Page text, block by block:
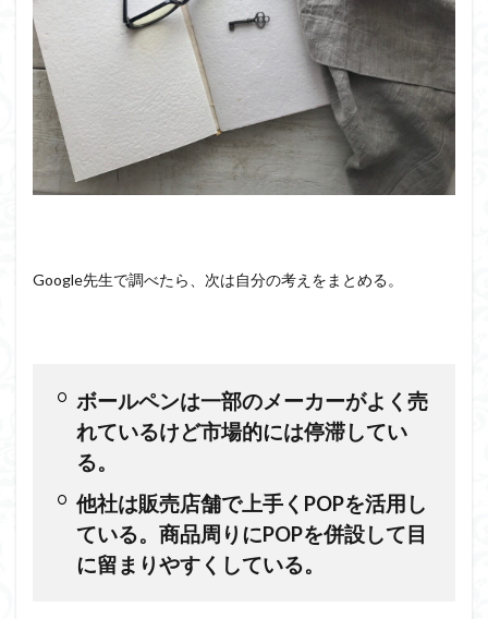
Google先生で調べたら、次は自分の考えをまとめる。
ボールペンは一部のメーカーがよく売
れているけど市場的には停滞してい
る。
他社は販売店舗で上手くPOPを活用し
ている。商品周りにPOPを併設して目
に留まりやすくしている。